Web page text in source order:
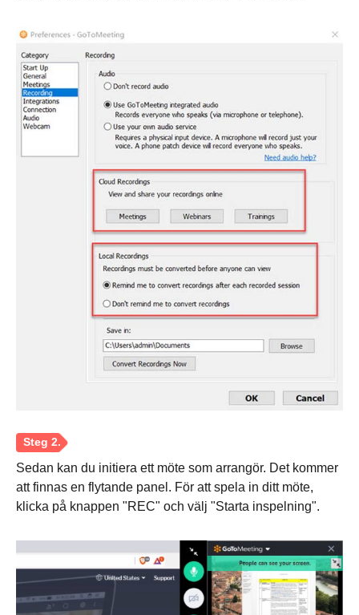
Steg 1.
Sedan kan du initiera ett möte som arrangör. Det kommer
att finnas en flytande panel. För att spela in ditt möte,
klicka på knappen "REC" och välj "Starta inspelning".